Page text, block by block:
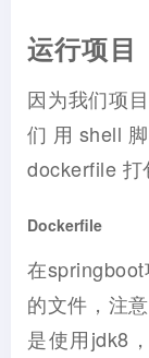
运行项目
因为我们项
们用shell
dockerfile 打
Dockerfile
在
的文件，注
是使用jdk8